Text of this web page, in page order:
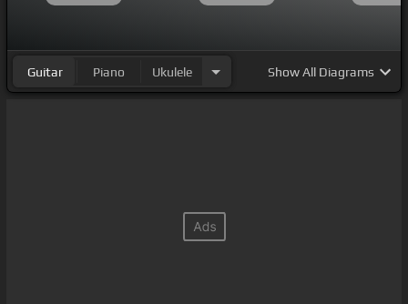
Guitar Piano Ukulele ShowAll Diagrams